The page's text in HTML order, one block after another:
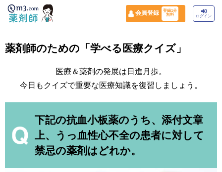
会員登録
登録1分
無料
ログイン
薬剤師のための「学べる医療クイズ」
医療＆薬剤の発展は日進月歩。
今日もクイズで重要な医療知識を復習しましょう。
下記の抗血小板薬のうち、添付文章
上、うっ血性心不全の患者に対して
禁忌の薬剤はどれか。